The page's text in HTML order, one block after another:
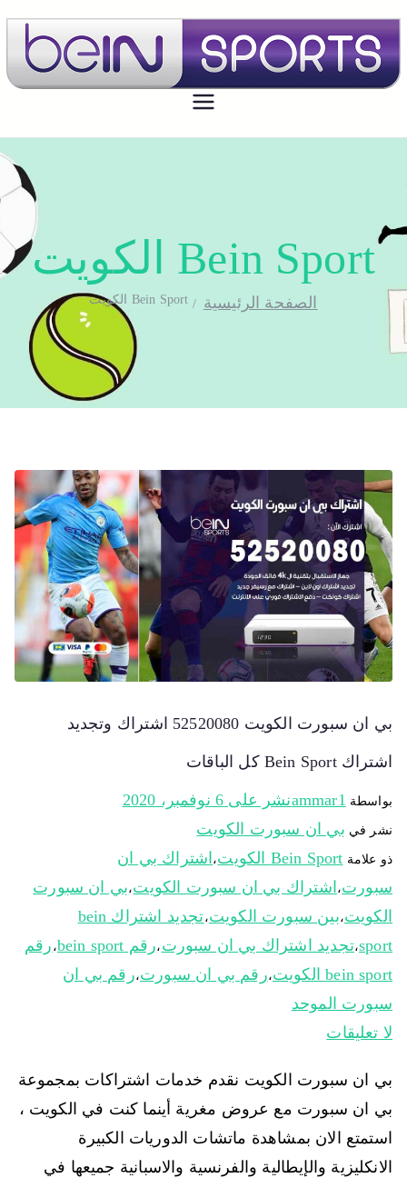
بي ان سبورت الكويت
تجديد اشتراك بي ان سبورت اون لاين
Bein Sport الكويت
الصفحة الرئيسية Bein Sport الكويت
بي ان سبورت الكويت 52520080 اشتراك وتجديد
اشتراك Bein Sport كل الباقات
بواسطة ammar1نشر على 6 نوفمبر، 2020
نشر في بي ان سبورت الكويت
ذو علامة Bein Sport الكويت ، اشتراك بي ان
سبورت، اشتراك بي ان سبورت الكويت،بي ان سبورت
الكويت،بين سبورت الكويت،
تجديد اشتراك bein
sport،تجديد اشتراك بي ان سبورت ،رقم bein sport ، رقم
bein sport الكويت
،رقم بي ان سبورت،رقم بي ان
سبورت الموحد
لا تعليقات
بي ان سبورت الكويت نقدم خدمات اشتراكات بمجموعة
بي ان سبورت مع عروض مغرية أينما كنت في الكويت ،
استمتع الان بمشاهدة ماتشات الدوريات الكبيرة
الانكليزية والإيطالية والفرنسية والاسبانية جميعها في